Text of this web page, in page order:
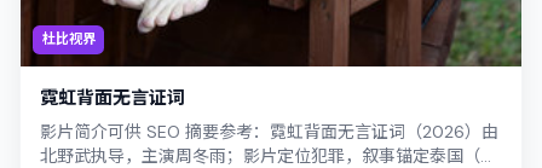
杜比视界
霓虹背面无言证词
影片简介可供 SEO 摘要参考：霓虹背面无言证词（2026）由
北野武执导，主演周冬雨；影片定位犯罪，叙事锚定泰国（曼